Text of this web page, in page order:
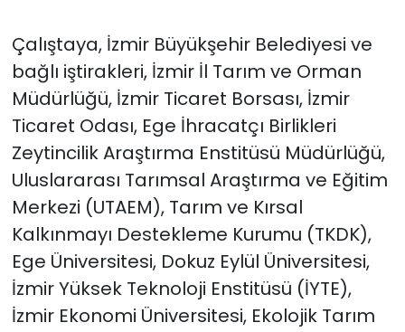
Çalıştaya, İzmir Büyükşehir Belediyesi ve
bağlı iştirakleri, İzmir İl Tarım ve Orman
Müdürlüğü, İzmir Ticaret Borsası, İzmir
Ticaret Odası, Ege İhracatçı Birlikleri
Zeytincilik Araştırma Enstitüsü Müdürlüğü,
Uluslararası Tarımsal Araştırma ve Eğitim
Merkezi (UTAEM), Tarım ve Kırsal
Kalkınmayı Destekleme Kurumu (TKDK),
Ege Üniversitesi, Dokuz Eylül Üniversitesi,
İzmir Yüksek Teknoloji Enstitüsü (İYTE),
İzmir Ekonomi Üniversitesi, Ekolojik Tarım